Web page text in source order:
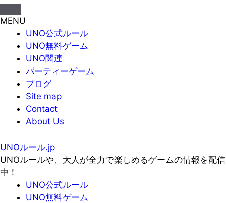
MENU
UNO公式ルール
UNO無料ゲーム
UNO関連
パーティーゲーム
ブログ
Site map
Contact
About Us
UNOルール.jp
UNOルールや、大人が全力で楽しめるゲームの情報を配信
中！
UNO公式ルール
UNO無料ゲーム